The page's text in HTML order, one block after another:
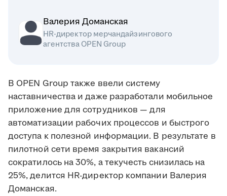
Валерия Доманская
HR-директор мерчандайзингового
агентства OPEN Group
В OPEN Group также ввели систему
наставничества и даже разработали мобильное
приложение для сотрудников — для
автоматизации рабочих процессов и быстрого
доступа к полезной информации. В результате в
пилотной сети время закрытия вакансий
сократилось на 30%, а текучесть снизилась на
25%, делится HR-директор компании Валерия
Доманская.